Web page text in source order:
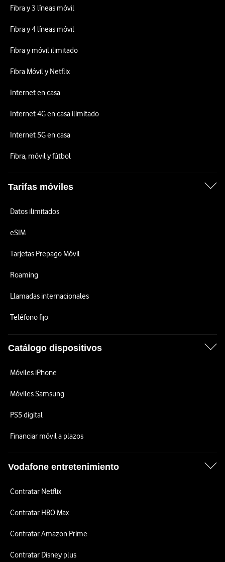
Fibra y 3 líneas móvil
Fibra y 4 líneas móvil
Fibra y móvil ilimitado
Fibra Móvil y Netflix
Internet en casa
Internet 4G en casa ilimitado
Internet 5G en casa
Fibra, móvil y fútbol
Tarifas móviles
Datos ilimitados
eSIM
Tarjetas Prepago Móvil
Roaming
Llamadas internacionales
Teléfono fijo
Catálogo dispositivos
Móviles iPhone
Móviles Samsung
PS5 digital
Financiar móvil a plazos
Vodafone entretenimiento
Contratar Netflix
Contratar HBO Max
Contratar Amazon Prime
Contratar Disney plus